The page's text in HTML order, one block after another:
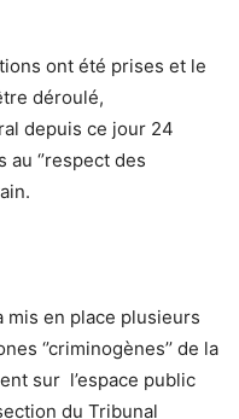
ont été prises et le
déroulé,
depuis ce jour 24
‘’respect des
mis en place plusieurs
‘’criminogènes’’ de la
sur l’espace public
du Tribunal